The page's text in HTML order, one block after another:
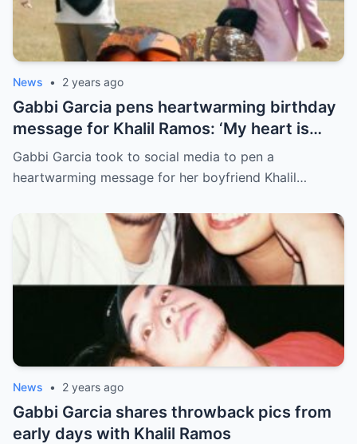
News • 2 years ago
Gabbi Garcia pens heartwarming birthday
message for Khalil Ramos: ‘My heart is
yours’
Gabbi Garcia took to social media to pen a
heartwarming message for her boyfriend Khalil…
News • 2 years ago
Gabbi Garcia shares throwback pics from
early days with Khalil Ramos